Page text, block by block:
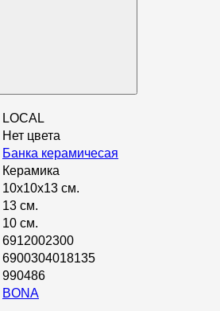
LOCAL
Нет цвета
Банка керамичесая
Керамика
10x10x13 см.
13 см.
10 см.
6912002300
6900304018135
990486
BONA